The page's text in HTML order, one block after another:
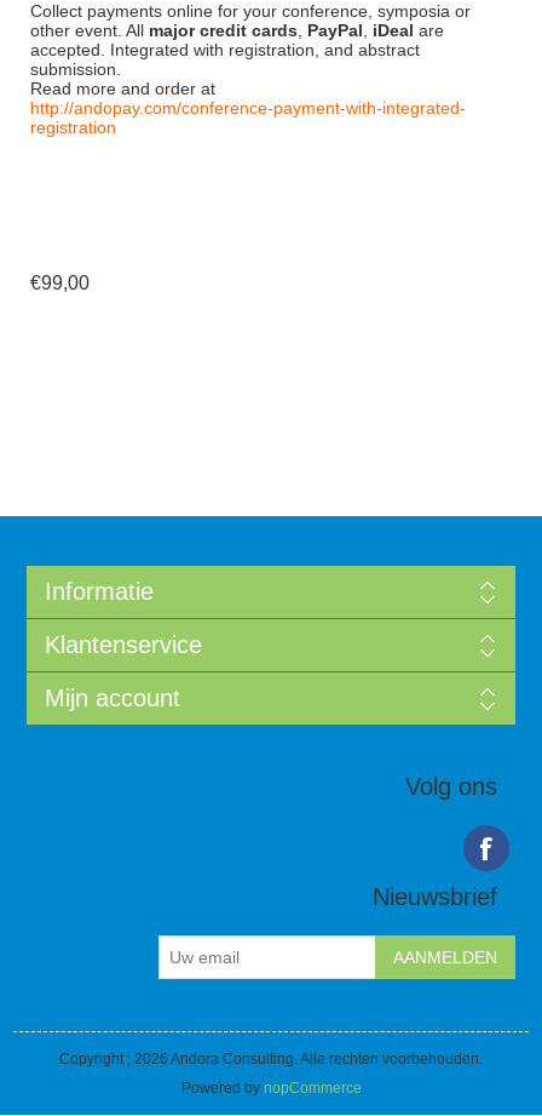
Collect payments online for your conference, symposia or
other event. All major credit cards, PayPal, iDeal are
accepted. Integrated with registration, and abstract
submission.
Read more and order at
http://andopay.com/conference-payment-with-integrated-
registration
€99,00
Informatie
Klantenservice
Mijn account
Volg ons
Nieuwsbrief
Copyright ; 2026 Andora Consulting. Alle rechten voorbehouden.
Powered by nopCommerce